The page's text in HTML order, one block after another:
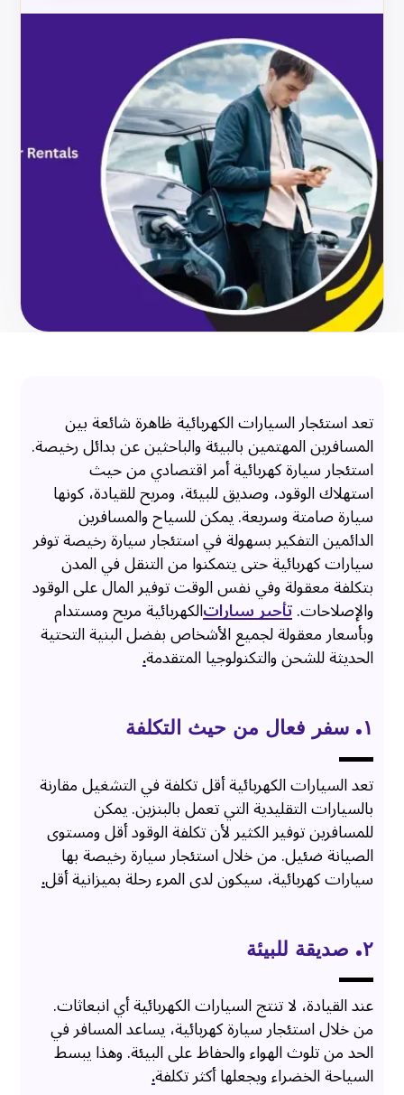
تعد استئجار السيارات الكهربائية ظاهرة شائعة بين
المسافرين المهتمين بالبيئة والباحثين عن بدائل رخيصة.
استئجار سيارة كهربائية أمر اقتصادي من حيث
استهلاك الوقود، وصديق للبيئة، ومريح للقيادة، كونها
سيارة صامتة وسريعة. يمكن للسياح والمسافرين
الدائمين التفكير بسهولة في استئجار سيارة رخيصة توفر
سيارات كهربائية حتى يتمكنوا من التنقل في المدن
بتكلفة معقولة وفي نفس الوقت توفير المال على الوقود
والإصلاحات.تأجير سياراتالكهربائية مريح ومستدام
وبأسعار معقولة لجميع الأشخاص بفضل البنية التحتية
الحديثة للشحن والتكنولوجيا المتقدمة.
١. سفر فعال من حيث التكلفة
تعد السيارات الكهربائية أقل تكلفة في التشغيل مقارنة
بالسيارات التقليدية التي تعمل بالبنزين. يمكن
للمسافرين توفير الكثير لأن تكلفة الوقود أقل ومستوى
الصيانة ضئيل. من خلال استئجار سيارة رخيصة بها
سيارات كهربائية، سيكون لدى المرء رحلة بميزانية أقل.
٢. صديقة للبيئة
عند القيادة، لا تنتج السيارات الكهربائية أي انبعاثات.
من خلال استئجار سيارة كهربائية، يساعد المسافر في
الحد من تلوث الهواء والحفاظ على البيئة. وهذا يبسط
السياحة الخضراء ويجعلها أكثر تكلفة.